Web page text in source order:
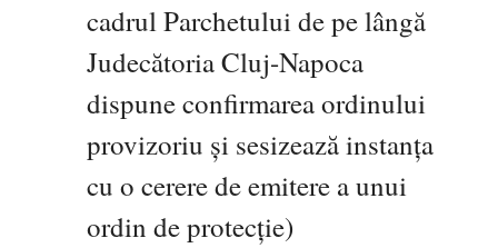
cadrul Parchetului de pe lângă
Judecătoria Cluj-Napoca
dispune confirmarea ordinului
provizoriu și sesizează instanța
cu o cerere de emitere a unui
ordin de protecție)